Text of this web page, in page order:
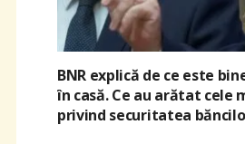
BNR explică de ce este
în casă. Ce au arătat cele
privind securitatea